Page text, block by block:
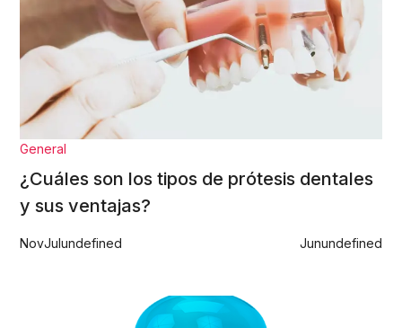
General
¿Cuáles son los tipos de prótesis dentales
y sus ventajas?
NovJulundefined Junundefined